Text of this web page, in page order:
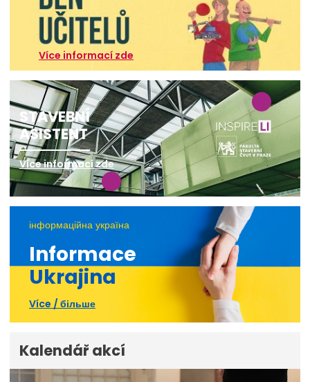
Více informací zde
STAVEBNÍ
ASISTENT
Více informací zde
інформаційна україна
Informace
Ukrajina
Více / більше
Kalendář akcí